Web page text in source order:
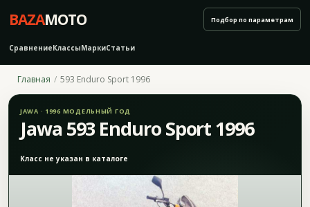
BAZAMOTO
СравнениеКлассыМаркиСтатьи
Подбор по параметрам
Главная 593 Enduro Sport 1996
JAWA · 1996 МОДЕЛЬНЫЙ ГОД
Jawa 593 Enduro Sport 1996
Класс не указан в каталоге